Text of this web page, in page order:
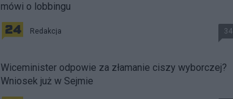
mówi o lobbingu
Redakcja 34
Wiceminister odpowie za złamanie ciszy wyborczej?
Wniosek już w Sejmie